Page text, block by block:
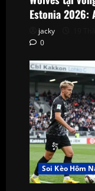
Estonia 2026:
jacky
0
Soi Kèo Hôm